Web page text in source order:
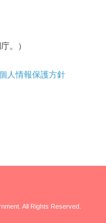
。）
人情報保護方針
All Rights Reserved.